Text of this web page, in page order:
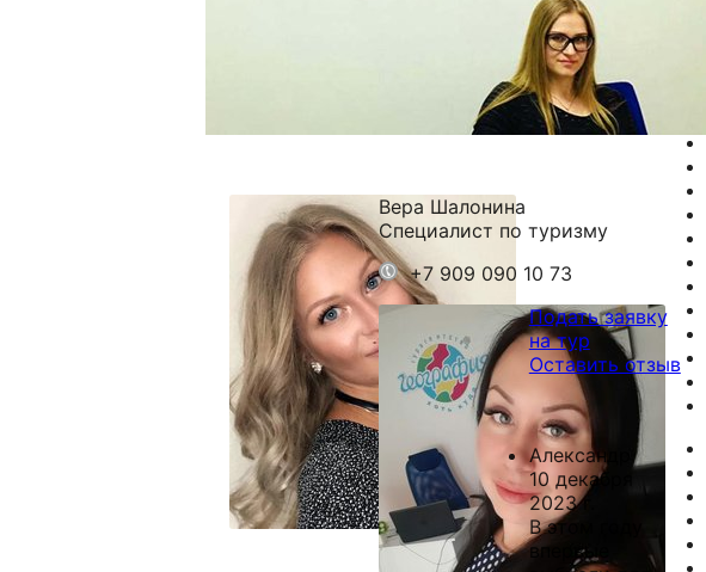
Вера Шалонина
Специалист по туризму
+7 909 090 10 73
Подать заявку
на тур
Оставить отзыв
Александр
10 декабря
2023 г.
В этом году
впервые